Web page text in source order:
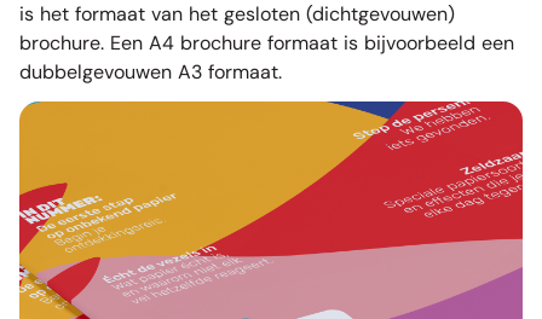
is het formaat van het gesloten (dichtgevouwen)
brochure. Een A4 brochure formaat is bijvoorbeeld een
dubbelgevouwen A3 formaat.